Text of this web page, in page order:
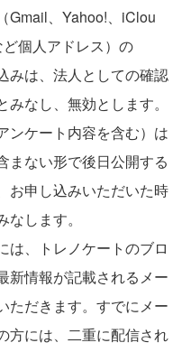
Gmail、 Yahoo!、 iClou
個人アドレス）の
みは、法人としての確認
なし、無効とします。
ンケート内容を含む）は
まない形で後日公開する
お申し込みいただいた時
します。
は、トレノケートのブロ
新情報が記載されるメー
ただきます。すでにメー
方には、二重に配信され